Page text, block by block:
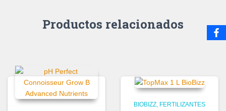
Productos relacionados
BIOBIZZ FERTILIZANTES